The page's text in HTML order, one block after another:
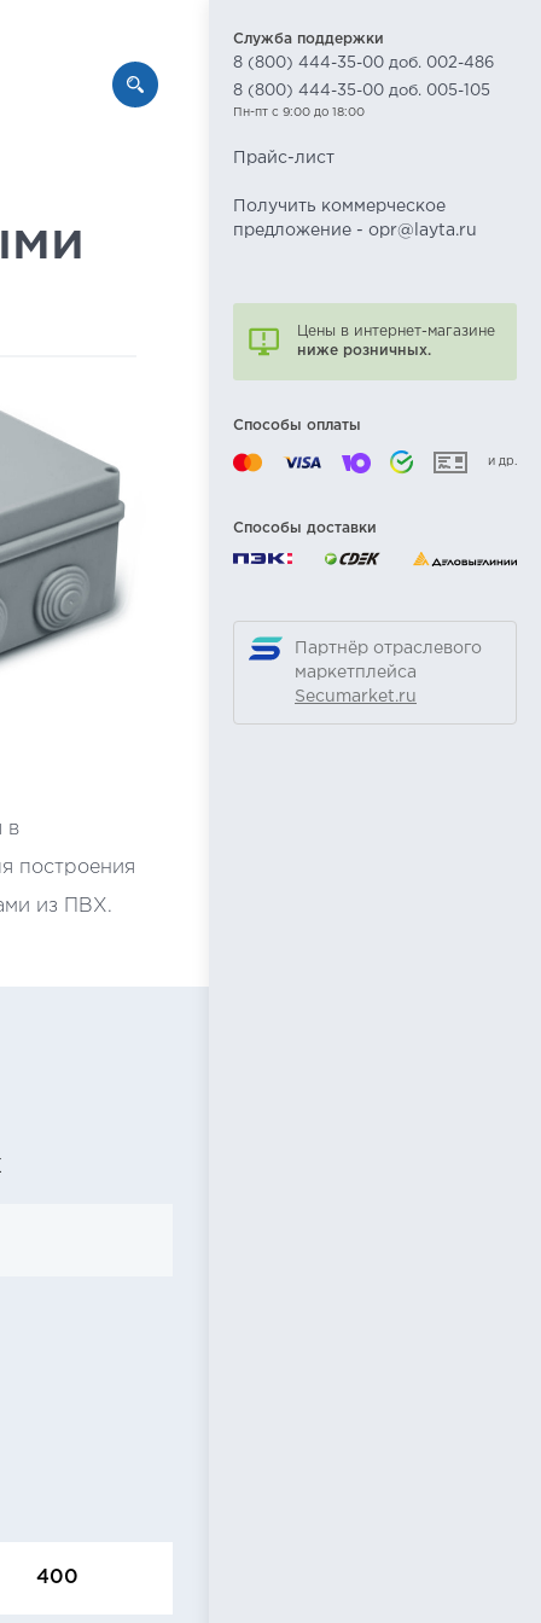
в
построения
из ПВХ.
400
Служба поддержки
8 (800) 444-35-00 доб. 002-486
8 (800) 444-35-00 доб. 005-105
Пн-пт с 9:00 до 18:00
Прайс-лист
Получить коммерческое
предложение - opr@layta.ru
Цены в интернет-магазине
ниже розничных.
Способы оплаты
и др.
Способы доставки
Партнёр отраслевого
маркетплейса
Secumarket.ru